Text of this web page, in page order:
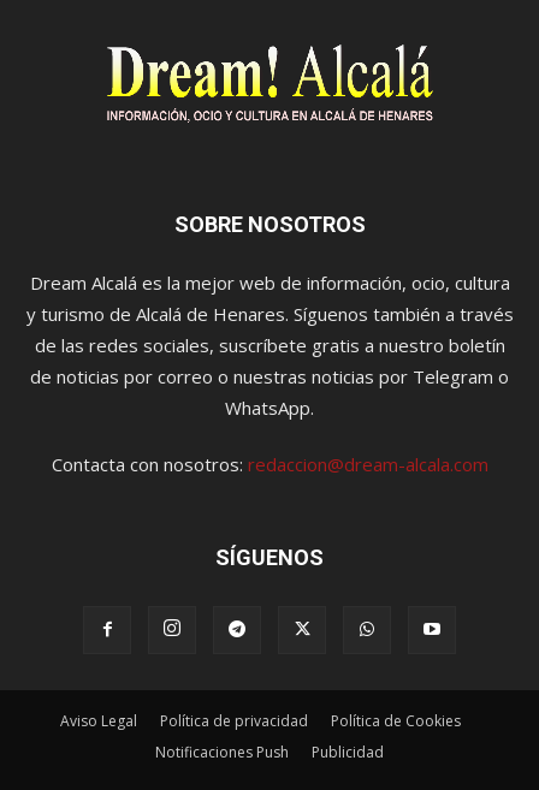
SOBRE NOSOTROS
Dream Alcalá es la mejor web de información, ocio, cultura
y turismo de Alcalá de Henares. Síguenos también a través
de las redes sociales, suscríbete gratis a nuestro boletín
de noticias por correo o nuestras noticias por Telegram o
WhatsApp.
Contacta con nosotros: redaccion@dream-alcala.com
SÍGUENOS
Aviso Legal Política de privacidad
Política de Cookies
Notificaciones Push
Publicidad